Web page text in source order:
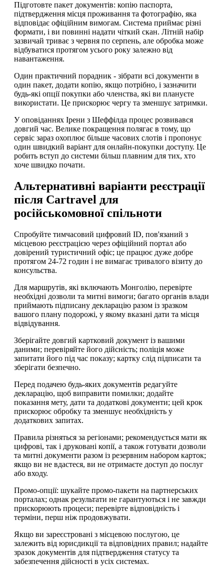
Підготовте пакет документів: копію паспорта,
підтвердження місця проживання та фотографію, яка
відповідає офіційним вимогам. Система приймає різні
формати, і ви повинні надати чіткий скан. Літній набір
зазвичай триває з червня по серпень, але обробка може
відбуватися протягом усього року залежно від
навантаження.
Один практичний порадник - зібрати всі документи в
один пакет, додати копію, якщо потрібно, і зазначити
будь-які опції покупки або членства, які ви плануєте
використати. Це прискорює чергу та зменшує затримки.
У оповіданнях Ірени з Шеффілда процес розвивався
довгий час. Велике покращення полягає в тому, що
сервіс зараз охоплює більше часових слотів і пропонує
один швидкий варіант для онлайн-покупки доступу. Це
робить вступ до системи більш плавним для тих, хто
хоче швидко почати.
Альтернативні варіанти реєстрації
після Cartravel для
російськомовної спільноти
Спробуйте тимчасовий цифровий ID, пов'язаний з
місцевою реєстрацією через офіційний портал або
довірений туристичний офіс; це працює дуже добре
протягом 24-72 годин і не вимагає тривалого візиту до
консульства.
Для маршрутів, які включають Монголію, перевірте
необхідні дозволи та митні вимоги; багато органів влади
приймають підписану декларацію разом із зразком
вашого плану подорожі, у якому вказані дати та місця
відвідування.
Зберігайте довгий картковий документ із вашими
даними; перевіряйте його дійсність; поліція може
запитати його під час показу; картку слід підписати та
зберігати безпечно.
Перед подачею будь-яких документів редагуйте
декларацію, щоб виправити помилки; додайте
показання мету, дати та додаткові документи; цей крок
прискорює обробку та зменшує необхідність у
додаткових запитах.
Правила різняться за регіонами; рекомендується мати як
цифрові, так і друковані копії, а також готувати дозволи
та митні документи разом із резервним набором карток;
якщо ви не вдастеся, ви не отримаєте доступ до послуг
або входу.
Промо-опції: шукайте промо-пакети на партнерських
порталах; однак результати не гарантуються і не завжди
прискорюють процеси; перевірте відповідність і
терміни, перш ніж продовжувати.
Якщо ви зареєстровані з місцевою послугою, це
залежить від юрисдикції та відповідних правил; надайте
зразок документів для підтвердження статусу та
забезпечення дійсності в усіх системах.